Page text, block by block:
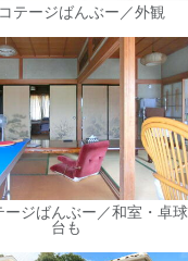
テージばんぶー／外観
ージばんぶー／和室・卓球
台も